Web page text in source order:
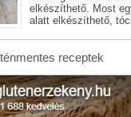
elkészíthető. Most
alatt elkészíthető,
receptek